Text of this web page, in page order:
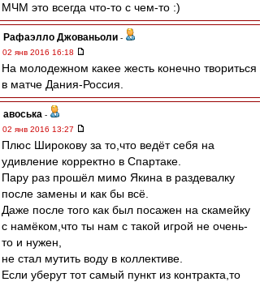
МЧМ это всегда что-то с чем-то :)
Рафаэлло Джованьоли -
02 янв 2016 16:18
На молодежном какее жесть конечно твориться
в матче Дания-Россия.
авоська -
02 янв 2016 13:27
Плюс Широкову за то,что ведёт себя на
удивление корректно в Спартаке.
Пару раз прошёл мимо Якина в раздевалку
после замены и как бы всё.
Даже после того как был посажен на скамейку
с намёком,что ты нам с такой игрой не очень-
то и нужен,
не стал мутить воду в коллективе.
Если уберут тот самый пункт из контракта,то